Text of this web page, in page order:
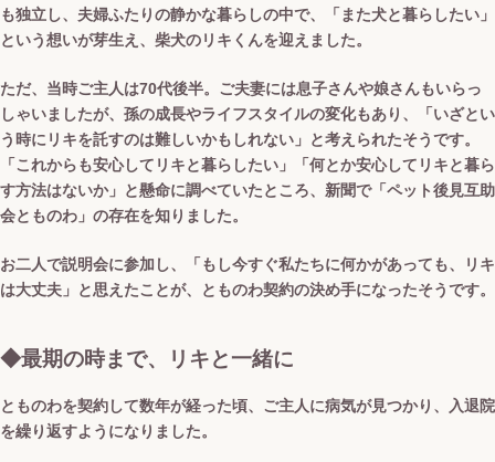
も独立し、夫婦ふたりの静かな暮らしの中で、「また犬と暮らしたい」
という想いが芽生え、柴犬のリキくんを迎えました。
ただ、当時ご主人は70代後半。ご夫妻には息子さんや娘さんもいらっ
しゃいましたが、孫の成長やライフスタイルの変化もあり、「いざとい
う時にリキを託すのは難しいかもしれない」と考えられたそうです。
「これからも安心してリキと暮らしたい」「何とか安心してリキと暮ら
す方法はないか」と懸命に調べていたところ、新聞で「ペット後見互助
会とものわ」の存在を知りました。
お二人で説明会に参加し、「もし今すぐ私たちに何かがあっても、リキ
は大丈夫」と思えたことが、とものわ契約の決め手になったそうです。
◆最期の時まで、リキと一緒に
とものわを契約して数年が経った頃、ご主人に病気が見つかり、入退院
を繰り返すようになりました。